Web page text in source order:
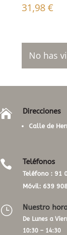
31,98€
No has
 Direcciones
Calle de
 Teléfonos
Teléfono : 91
Móvil: 639
} Nuestro
De Lunes a
10:30 – 14:30